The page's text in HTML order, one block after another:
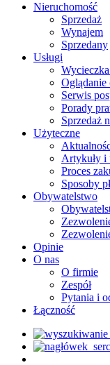
Nieruchomość
Sprzedaż
Wynajem
Sprzedany
Usługi
Oglądanie
Serwis
Porady
Sprzedaż
Użyteczne
Artykuły i
Proces
Sposoby
Obywatelstwo
Opinie
O nas
O firmie
Zespół
Pytania i
Łączność